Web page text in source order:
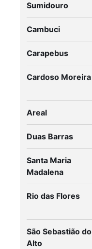
Sumidouro
Cambuci
Carapebus
Cardoso Moreira
Areal
Duas Barras
Santa Maria
Madalena
Rio das Flores
São Sebastião do
Alto